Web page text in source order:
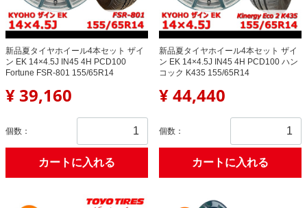
新品夏タイヤホイール4本セット ザイ
ン EK 14×4.5J IN45 4H PCD100
Fortune FSR-801 155/65R14
¥ 39,160
個数：
カートに入れる
新品夏タイヤホイール4本セット ザイ
ン EK 14×4.5J IN45 4H PCD100 ハン
コック K435 155/65R14
¥ 44,440
個数：
カートに入れる